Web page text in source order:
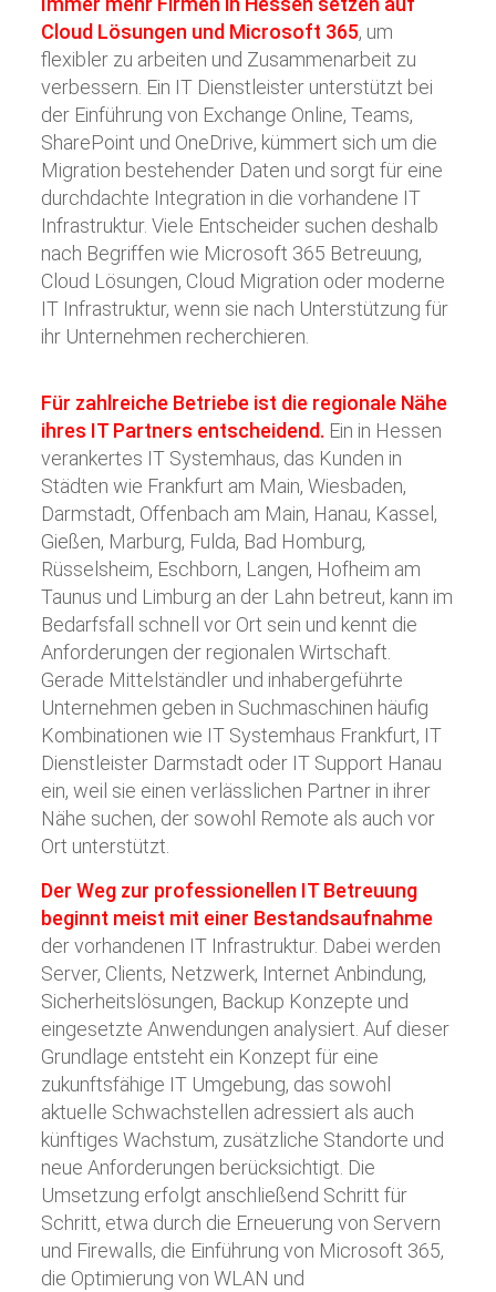
Cloud Lösungen und Microsoft 365, um
flexibler zu arbeiten und Zusammenarbeit zu
verbessern. Ein IT Dienstleister unterstützt bei
der Einführung von Exchange Online, Teams,
SharePoint und OneDrive, kümmert sich um die
Migration bestehender Daten und sorgt für eine
durchdachte Integration in die vorhandene IT
Infrastruktur. Viele Entscheider suchen deshalb
nach Begriffen wie Microsoft 365 Betreuung,
Cloud Lösungen, Cloud Migration oder moderne
IT Infrastruktur, wenn sie nach Unterstützung für
ihr Unternehmen recherchieren.
Für zahlreiche Betriebe ist die regionale Nähe
ihres IT Partners entscheidend. Ein in Hessen
verankertes IT Systemhaus, das Kunden in
Städten wie Frankfurt am Main, Wiesbaden,
Darmstadt, Offenbach am Main, Hanau, Kassel,
Gießen, Marburg, Fulda, Bad Homburg,
Rüsselsheim, Eschborn, Langen, Hofheim am
Taunus und Limburg an der Lahn betreut, kann im
Bedarfsfall schnell vor Ort sein und kennt die
Anforderungen der regionalen Wirtschaft.
Gerade Mittelständler und inhabergeführte
Unternehmen geben in Suchmaschinen häufig
Kombinationen wie IT Systemhaus Frankfurt, IT
Dienstleister Darmstadt oder IT Support Hanau
ein, weil sie einen verlässlichen Partner in ihrer
Nähe suchen, der sowohl Remote als auch vor
Ort unterstützt.
Der Weg zur professionellen IT Betreuung
beginnt meist mit einer Bestandsaufnahme
der vorhandenen IT Infrastruktur. Dabei werden
Server, Clients, Netzwerk, Internet Anbindung,
Sicherheitslösungen, Backup Konzepte und
eingesetzte Anwendungen analysiert. Auf dieser
Grundlage entsteht ein Konzept für eine
zukunftsfähige IT Umgebung, das sowohl
aktuelle Schwachstellen adressiert als auch
künftiges Wachstum, zusätzliche Standorte und
neue Anforderungen berücksichtigt. Die
Umsetzung erfolgt anschließend Schritt für
Schritt, etwa durch die Erneuerung von Servern
und Firewalls, die Einführung von Microsoft 365,
die Optimierung von WLAN und